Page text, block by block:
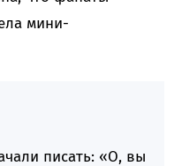
мини-
писать: «О, вы